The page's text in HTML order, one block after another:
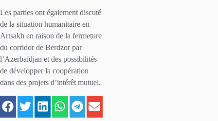
Les parties ont également discuté
de la situation humanitaire en
Artsakh en raison de la fermeture
du corridor de Berdzor par
l’Azerbaïdjan et des possibilités
de développer la coopération
dans des projets d’intérêt mutuel.